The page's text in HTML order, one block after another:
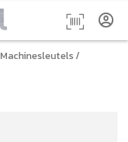
Machinesleutels/